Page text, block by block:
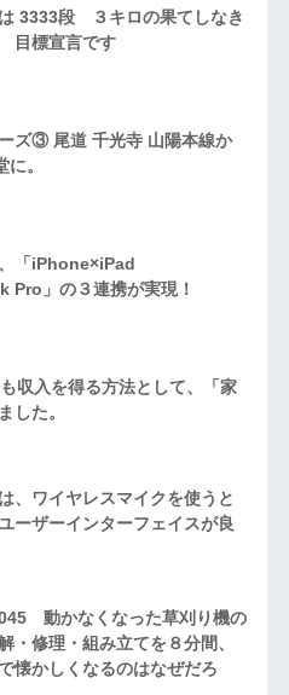
3333段 ３キロの果てしなき
目標宣言です
ズ③ 尾道 千光寺 山陽本線か
。
「iPhone×iPad
Pro」の３連携が実現！
収入を得る方法として、「家
した。
、ワイヤレスマイクを使うと
ーザーインターフェイスが良
動かなくなった草刈り機の
・修理・組み立てを８分間、
懐かしくなるのはなぜだろ